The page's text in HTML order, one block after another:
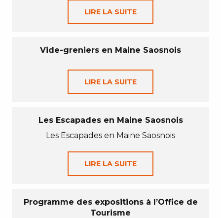
LIRE LA SUITE
Vide-greniers en Maine Saosnois
LIRE LA SUITE
Les Escapades en Maine Saosnois
Les Escapades en Maine Saosnois
LIRE LA SUITE
Programme des expositions à l’Office de
Tourisme